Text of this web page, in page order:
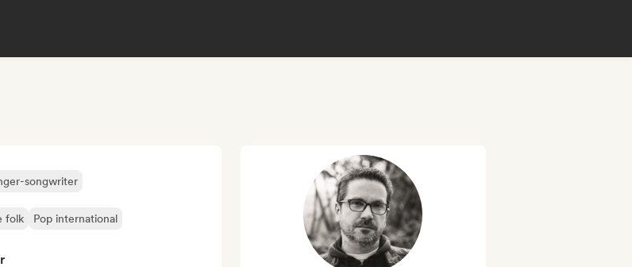
songwriter
folk
Pop international